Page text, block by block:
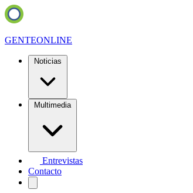
GENTEONLINE
Noticias
Multimedia
Entrevistas
Contacto